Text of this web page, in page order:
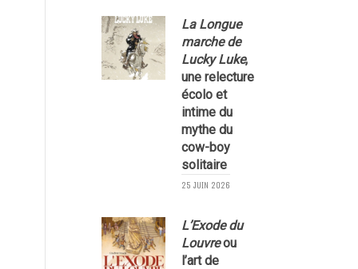
La Longue
marche de
Lucky Luke,
une relecture
écolo et
intime du
mythe du
cow-boy
solitaire
25 JUIN 2026
L’Exode du
Louvreou
l’art de